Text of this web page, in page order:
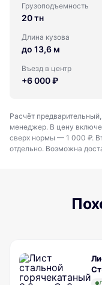
Грузоподъемность
20 тн
Длина кузова
до 13,6 м
Въезд в центр
+6 000 ₽
Расчёт
менеджер. В цену
сверх нормы — 1 000 ₽.
отдельно. Возможна